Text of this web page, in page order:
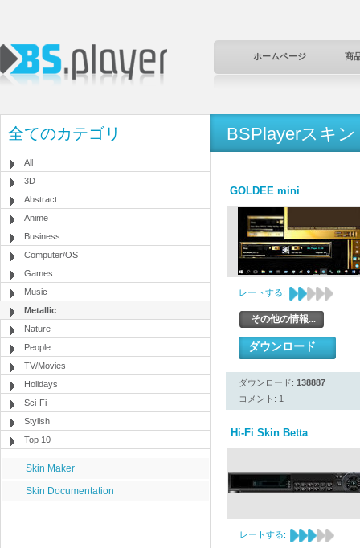
ホームページ 商
全てのカテゴリ
All
3D
Abstract
Anime
Business
Computer/OS
Games
Music
Metallic
Nature
People
TV/Movies
Holidays
Sci-Fi
Stylish
Top 10
Skin Maker
Skin Documentation
BSPlayerスキン
GOLDEE mini
レートする:
その他の情報...
ダウンロード
ダウンロード: 138887
コメント: 1
Hi-Fi Skin Betta
レートする: